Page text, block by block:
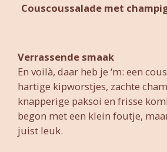
Couscoussalade met
Verrassende smaak
En voilà, daar heb je ‘m: een
hartige kipworstjes, zachte
knapperige paksoi en frisse
begon met een klein foutje,
juist leuk.